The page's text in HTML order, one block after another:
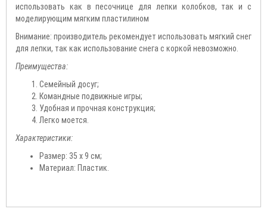
использовать как в песочнице для лепки колобков, так и с
моделирующим мягким пластилином
Внимание: производитель рекомендует использовать мягкий снег
для лепки, так как использование снега с коркой невозможно.
Преимущества:
Семейный досуг;
Командные подвижные игры;
Удобная и прочная конструкция;
Легко моется.
Характеристики:
Размер: 35 x 9 см;
Материал: Пластик.